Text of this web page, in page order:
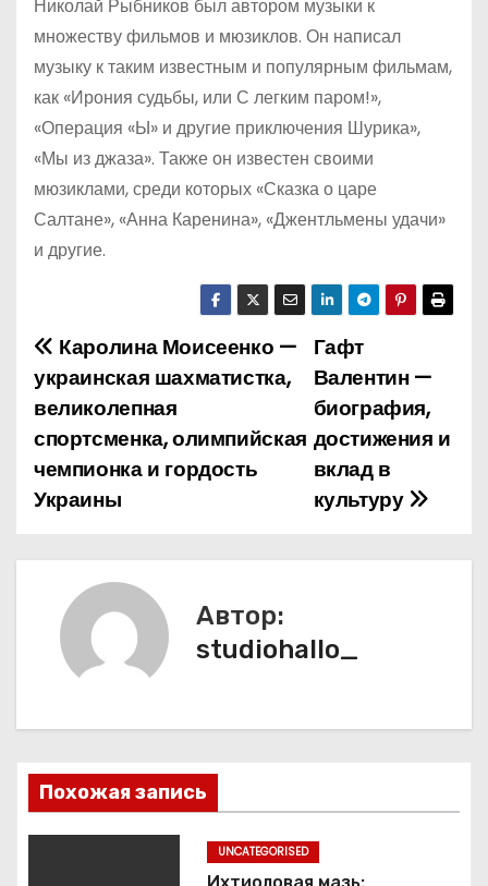
Николай Рыбников был автором музыки к
множеству фильмов и мюзиклов. Он написал
музыку к таким известным и популярным фильмам,
как «Ирония судьбы, или С легким паром!»,
«Операция «Ы» и другие приключения Шурика»,
«Мы из джаза». Также он известен своими
мюзиклами, среди которых «Сказка о царе
Салтане», «Анна Каренина», «Джентльмены удачи»
и другие.
Н
а
в
и
я
п
о
Гафт
Валентин —
биография,
достижения и
вклад в
культуру
Каролина Моисеенко —
украинская шахматистка,
великолепная
спортсменка, олимпийская
чемпионка и гордость
Украины
Автор:
studiohallo_
Похожая запись
UNCATEGORISED